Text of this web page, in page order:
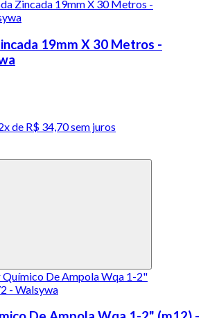
19mm X 30 Metros -
de R$ 34,70 sem juros